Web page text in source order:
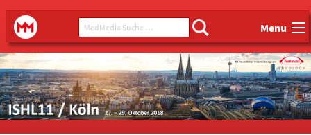
Main menu
MedMedia MedMedia Suche ... Menu